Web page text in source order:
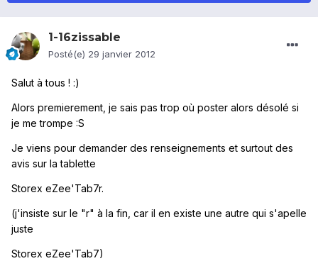
1-16zissable
Posté(e) 29 janvier 2012
Salut à tous ! :)
Alors premierement, je sais pas trop où poster alors désolé si
je me trompe :S
Je viens pour demander des renseignements et surtout des
avis sur la tablette
Storex eZee'Tab7r.
(j'insiste sur le "r" à la fin, car il en existe une autre qui s'apelle
juste
Storex eZee'Tab7)